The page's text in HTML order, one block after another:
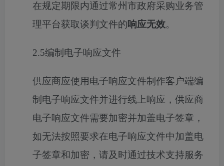
在规定期限内通过常州市政府采购业务管
理平台获取谈判文件的响应无效。
2.5编制电子响应文件
供应商应使用电子响应文件制作客户端编
制电子响应文件并进行线上响应，供应商
电子响应文件需要加密并加盖电子签章 ，
如无法按照要求在电子响应文件中加盖电
子签章和加密，请及时通过技术支持服务